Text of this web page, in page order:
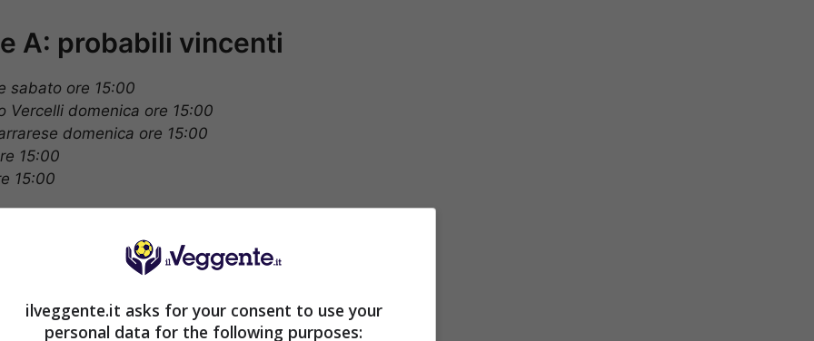
A: probabili vincenti
sabato ore 15:00
Vercelli domenica ore 15:00
domenica ore 15:00
15:00
15:00
per squadra
ilveggente.it asks for your consent to use your
personal data for the following purposes: